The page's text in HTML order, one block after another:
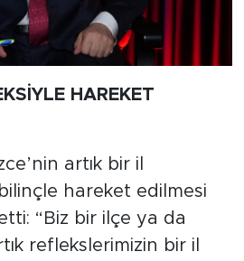
HAREKET
artık bir il
hareket edilmesi
“Biz bir ilçe ya da
reflekslerimizin bir il